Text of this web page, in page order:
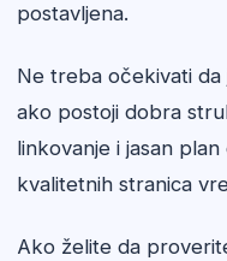
postavljena.
Ne treba očekivati
ako postoji dobra
linkovanje i jasan
kvalitetnih stranica
Ako želite da